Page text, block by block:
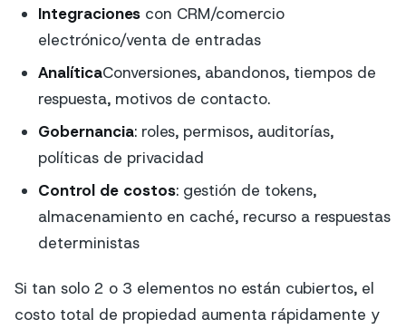
Integracionescon CRM/comercio
electrónico/venta de entradas
AnalíticaConversiones, abandonos, tiempos de
respuesta, motivos de contacto.
Gobernancia: roles, permisos, auditorías,
políticas de privacidad
Control de costos: gestión de tokens,
almacenamiento en caché, recurso a respuestas
deterministas
Si tan solo 2 o 3 elementos no están cubiertos, el
costo total de propiedad aumenta rápidamente y